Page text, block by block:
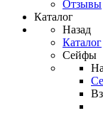
Отзывы
Каталог
Назад
Каталог
Сейфы